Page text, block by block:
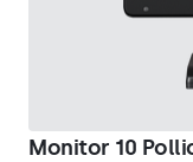
Monitor 10